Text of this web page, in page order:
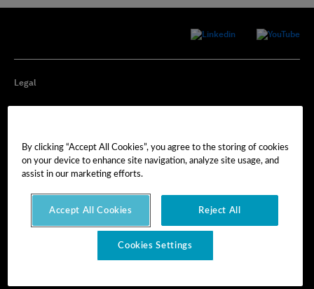
Legal
Cookie Preferences
By clicking “Accept All Cookies”, you agree to the storing of cookies
on your device to enhance site navigation, analyze site usage, and
assist in our marketing efforts.
Accept All Cookies Reject All
Cookies Settings